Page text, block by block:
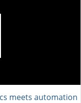
meets automation